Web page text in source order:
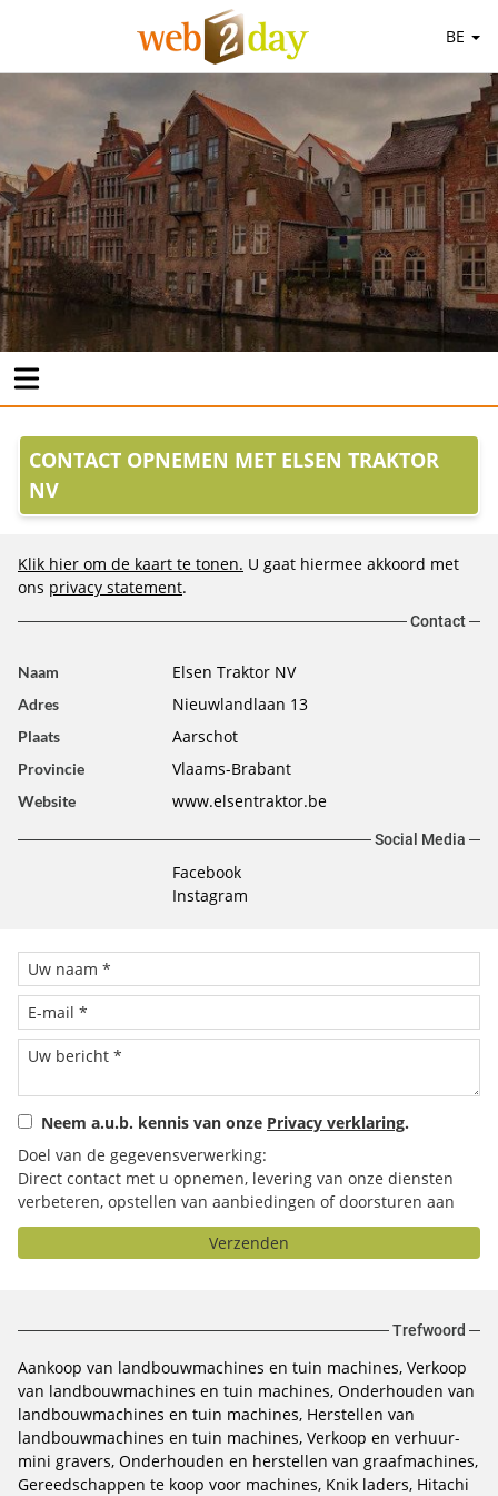
BE
CONTACT OPNEMEN MET ELSEN TRAKTOR
NV
Klik hier om de kaart te tonen. U gaat hiermee akkoord met
ons privacy statement.
Contact
Naam Elsen Traktor NV
Adres Nieuwlandlaan 13
Plaats Aarschot
Provincie Vlaams-Brabant
Website www.elsentraktor.be
Social Media
Facebook
Instagram
Neem a.u.b. kennis van onze Privacy verklaring.
Doel van de gegevensverwerking:
Direct contact met u opnemen, levering van onze diensten
verbeteren, opstellen van aanbiedingen of doorsturen aan
het door u geselecteerde bedrijf.
Verzenden
Trefwoord
Aankoop van landbouwmachines en tuin machines Verkoop
van landbouwmachines en tuin machines Onderhouden van
landbouwmachines en tuin machines Herstellen van
landbouwmachines en tuin machines Verkoop en verhuur-
mini gravers Onderhouden en herstellen van graafmachines
Gereedschappen te koop voor machines Knik laders Hitachi